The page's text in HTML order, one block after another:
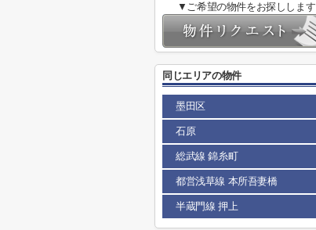
▼ご希望の物件をお探しします
同じエリアの物件
墨田区
石原
総武線 錦糸町
都営浅草線 本所吾妻橋
半蔵門線 押上